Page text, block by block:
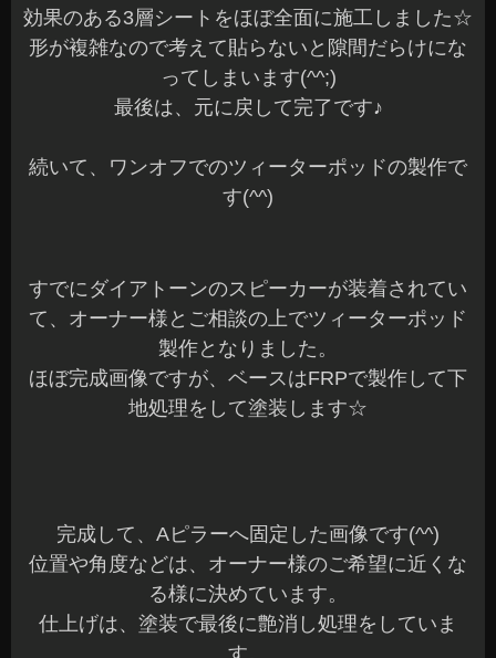
効果のある3層シートをほぼ全面に施工しました☆
形が複雑なので考えて貼らないと隙間だらけにな
ってしまいます(^^;)
最後は、元に戻して完了です♪
続いて、ワンオフでのツィーターポッドの製作で
す(^^)
すでにダイアトーンのスピーカーが装着されてい
て、オーナー様とご相談の上でツィーターポッド
製作となりました。
ほぼ完成画像ですが、ベースはFRPで製作して下
地処理をして塗装します☆
完成して、Aピラーへ固定した画像です(^^)
位置や角度などは、オーナー様のご希望に近くな
る様に決めています。
仕上げは、塗装で最後に艶消し処理をしていま
す。